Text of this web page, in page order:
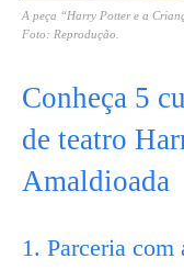
A peça “Harry Potter e a
Foto: Reprodução.
Conheça 5
de teatro
Amaldioada
1. Parceria com